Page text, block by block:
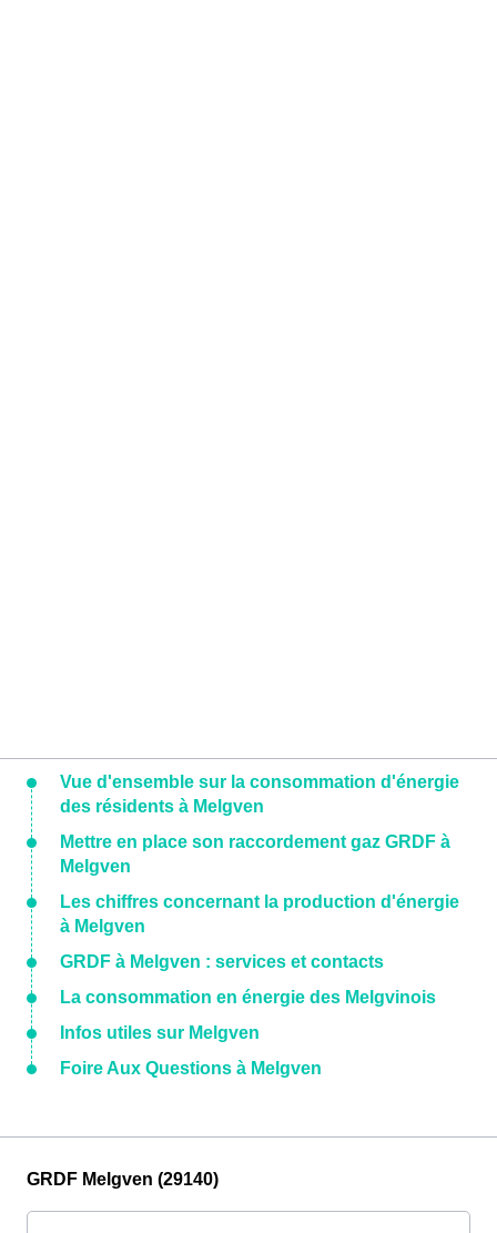
Vue d'ensemble sur la consommation d'énergie
des résidents à Melgven
Mettre en place son raccordement gaz GRDF à
Melgven
Les chiffres concernant la production d'énergie
à Melgven
GRDF à Melgven : services et contacts
La consommation en énergie des Melgvinois
Infos utiles sur Melgven
Foire Aux Questions à Melgven
GRDF Melgven (29140)